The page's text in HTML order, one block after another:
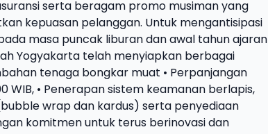
serta beragam promo musiman yang
kepuasan pelanggan. Untuk mengantisipasi
masa puncak liburan dan awal tahun ajaran
Yogyakarta telah menyiapkan berbagai
tenaga bongkar muat • Perpanjangan
WIB, • Penerapan sistem keamanan berlapis,
wrap dan kardus) serta penyediaan
komitmen untuk terus berinovasi dan